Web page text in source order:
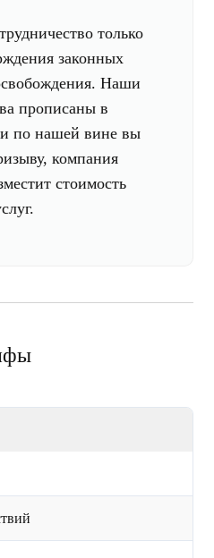
только
законных
Наши
прописаны в
по нашей вине вы
компания
стоимость